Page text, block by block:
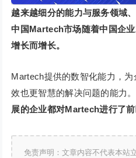
越来越细分的能力与服务领域
中国Martech市场随着中国企
增长而增长。
Martech提供的数智化能力，
效也更智慧的解决问题的能力。
展的企业都对Martech进行了
免责声明：文章内容不代表本站